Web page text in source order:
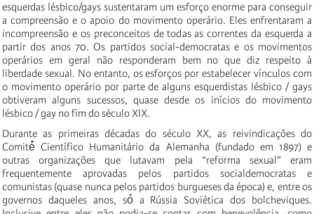
esquerdas lésbico/gays sustentaram um esforço enorme para conseguir
a compreensão e o apoio do movimento operário. Eles enfrentaram a
incompreensão e os preconceitos de todas as correntes da esquerda a
partir dos anos 70. Os partidos social-democratas e os movimentos
operários em geral não responderam bem no que diz respeito à
liberdade sexual. No entanto, os esforços por estabelecer vínculos com
o movimento operário por parte de alguns esquerdistas lésbico / gays
obtiveram alguns sucessos, quase desde os inícios do movimento
lésbico / gay no fim do século XIX.
Durante as primeiras décadas do século XX, as reivindicações do
Comité̂ Científico Humanitário da Alemanha (fundado em 1897) e
outras organizações que lutavam pela “reforma sexual” eram
frequentemente aprovadas pelos partidos socialdemocratas e
comunistas (quase nunca pelos partidos burgueses da época) e, entre os
governos daqueles anos, só́ a Rússia Soviética dos bolcheviques.